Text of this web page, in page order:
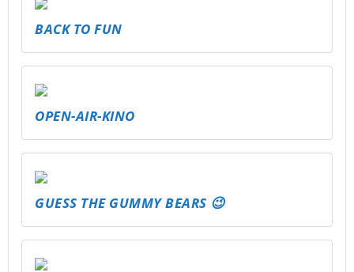
BACK TO FUN
OPEN-AIR-KINO
GUESS THE GUMMY BEARS 😉